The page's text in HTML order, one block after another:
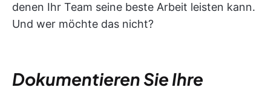
denen Ihr Team seine beste Arbeit leisten kann.
Und wer möchte das nicht?
Dokumentieren Sie Ihre